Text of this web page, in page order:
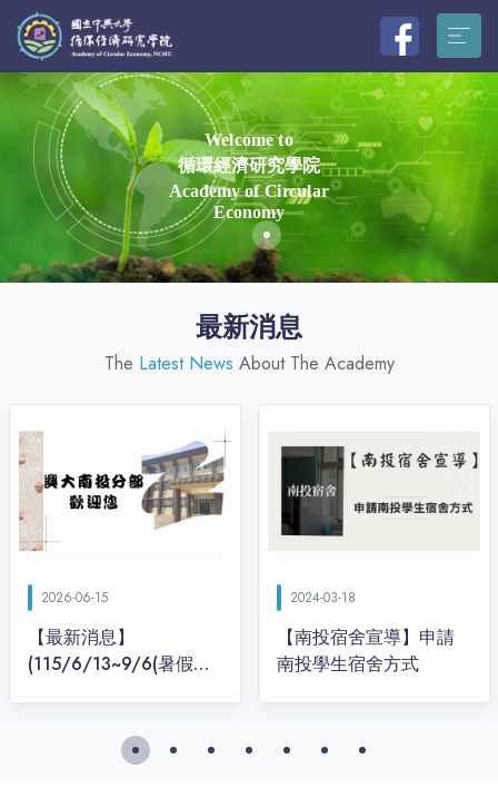
Welcome to
循環經濟研究學院
Academy of Circular
Economy
最新消息
The Latest News About The Academy
2026-06-15
【最新消息】
(115/6/13~9/6(暑假期
2024-03-18
【南投宿舍宣導】申請